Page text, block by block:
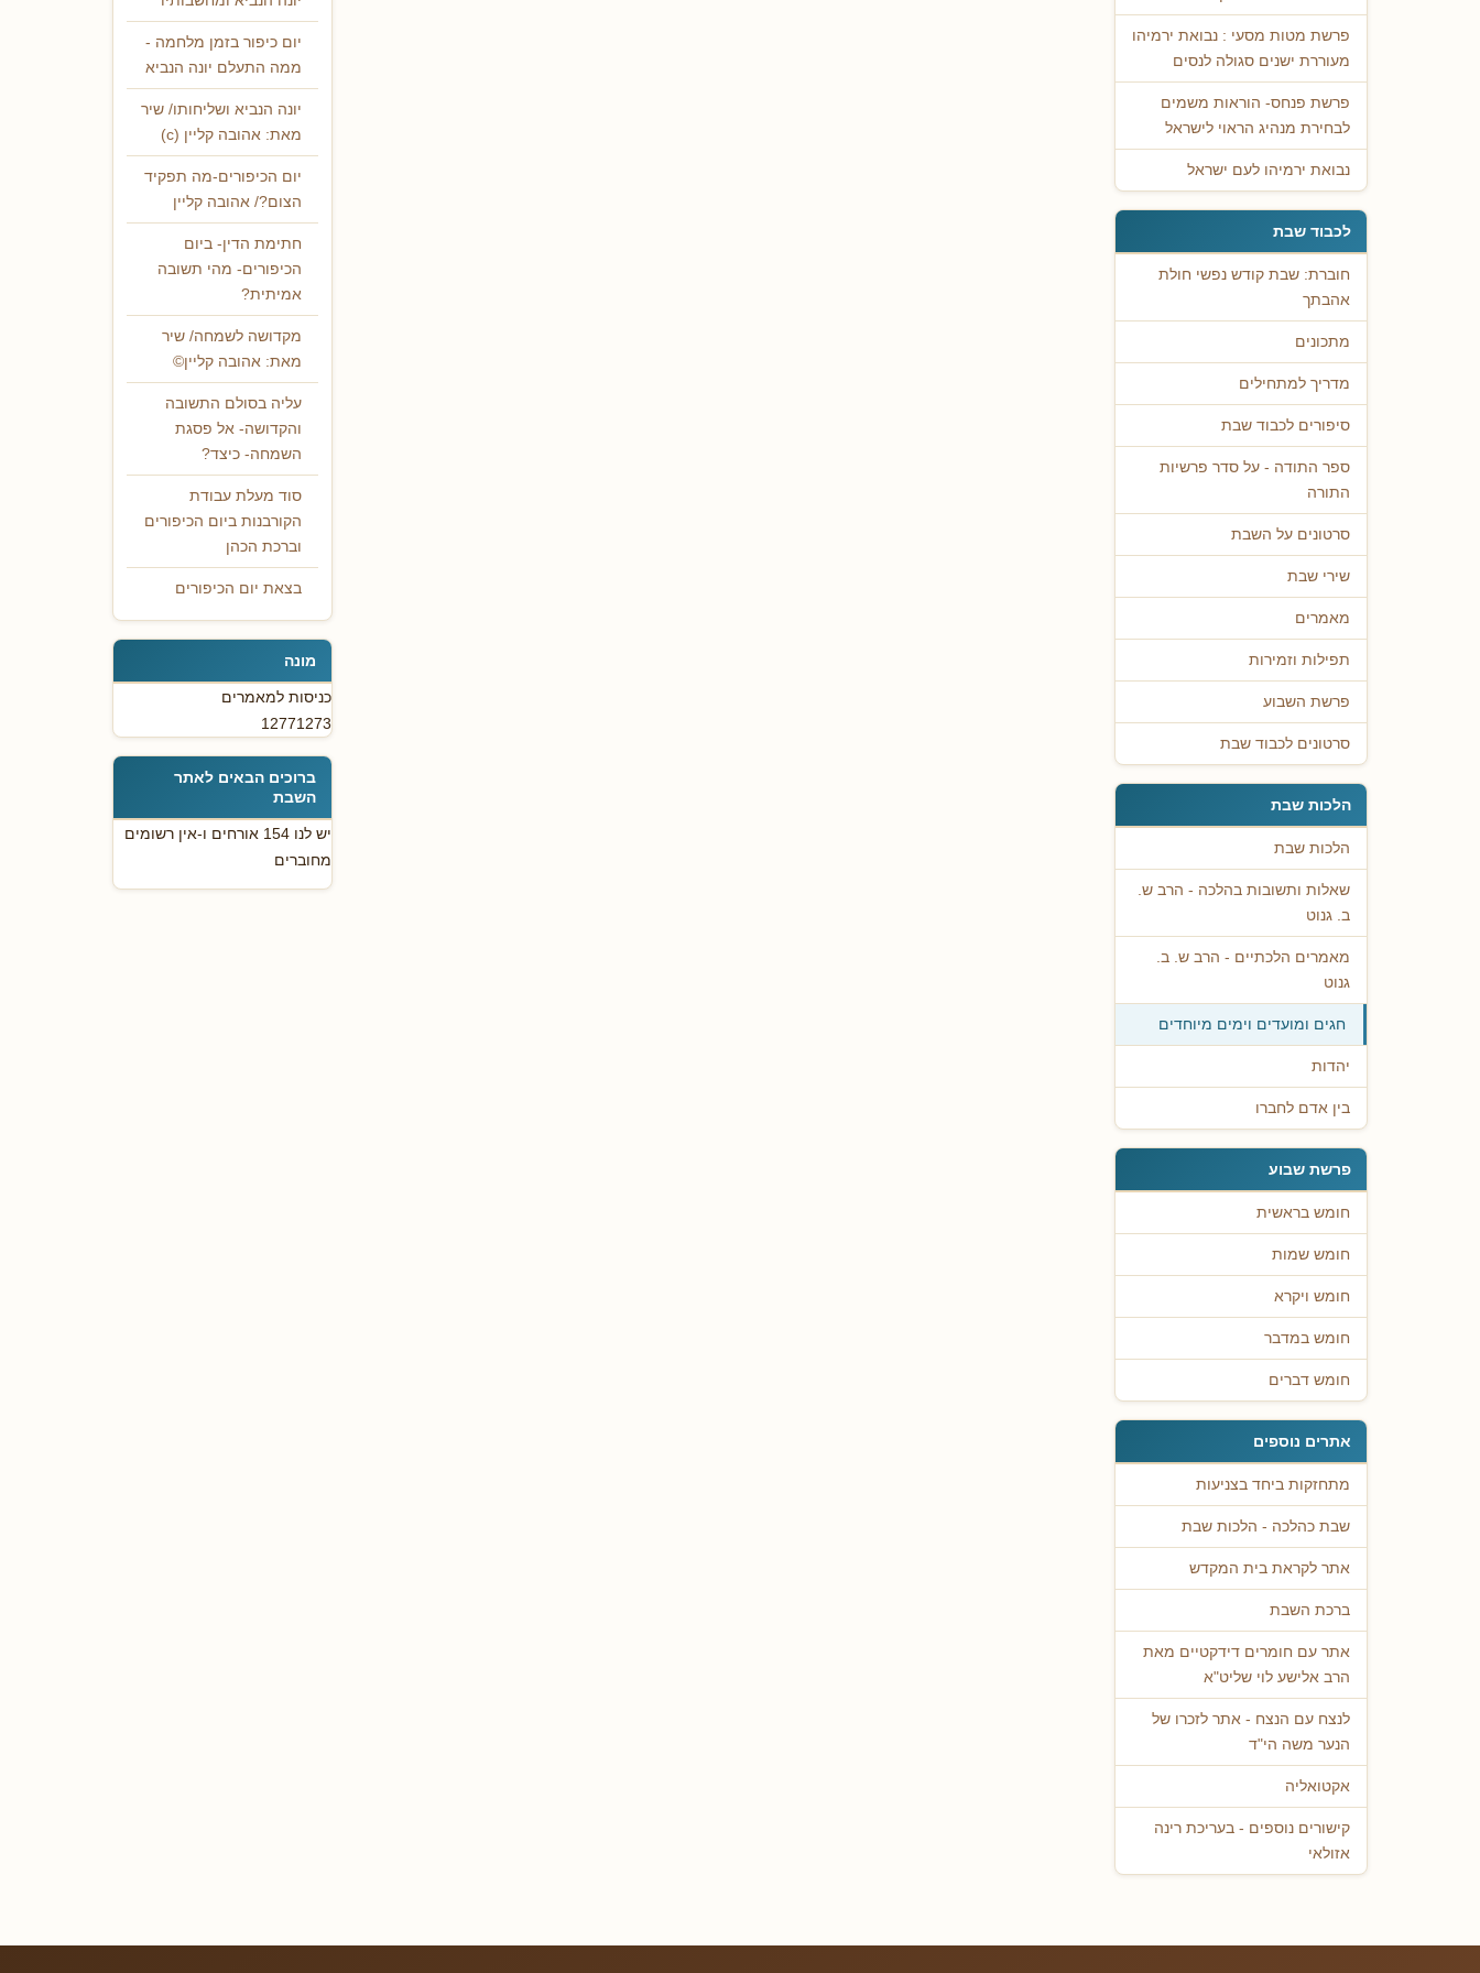
פרשת מטות מסעי : נבואת ירמיהו
מעוררת ישנים סגולה לנסים
פרשת פנחס- הוראות משמים
לבחירת מנהיג הראוי לישראל
נבואת ירמיהו לעם ישראל
לכבוד שבת
חוברת: שבת קודש נפשי חולת
אהבתך
מתכונים
מדריך למתחילים
סיפורים לכבוד שבת
ספר התודה - על סדר פרשיות
התורה
סרטונים על השבת
שירי שבת
מאמרים
תפילות וזמירות
פרשת השבוע
סרטונים לכבוד שבת
הלכות שבת
הלכות שבת
שאלות ותשובות בהלכה - הרב ש.
ב. גנוט
מאמרים הלכתיים - הרב ש. ב.
גנוט
חגים ומועדים וימים מיוחדים
יהדות
בין אדם לחברו
פרשת שבוע
חומש בראשית
חומש שמות
חומש ויקרא
חומש במדבר
חומש דברים
אתרים נוספים
מתחזקות ביחד בצניעות
שבת כהלכה - הלכות שבת
אתר לקראת בית המקדש
ברכת השבת
אתר עם חומרים דידקטיים מאת
הרב אלישע לוי שליט"א
לנצח עם הנצח - אתר לזכרו של
הנער משה הי"ד
אקטואליה
קישורים נוספים - בעריכת רינה
אזולאי
יום כיפור בזמן מלחמה -
ממה התעלם יונה הנביא
יונה הנביא ושליחותו/ שיר
מאת: אהובה קליין (c)
יום הכיפורים-מה תפקיד
הצום?/ אהובה קליין
חתימת הדין- ביום
הכיפורים- מהי תשובה
אמיתית?
מקדושה לשמחה/ שיר
מאת: אהובה קליין©
עליה בסולם התשובה
והקדושה- אל פסגת
השמחה- כיצד?
סוד מעלת עבודת
הקורבנות ביום הכיפורים
וברכת הכהן
בצאת יום הכיפורים
מונה
כניסות למאמרים
12771273
ברוכים הבאים לאתר
השבת
יש לנו 154 אורחים ו-אין רשומים
מחוברים